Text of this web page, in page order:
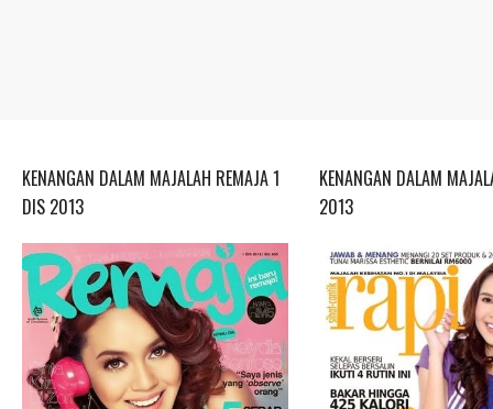
KENANGAN DALAM MAJALAH REMAJA 1
DIS 2013
KENANGAN DALAM
2013